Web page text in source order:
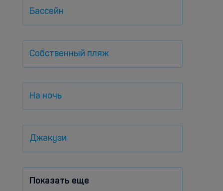
Бассейн
Собственный пляж
На ночь
Джакузи
Показать еще